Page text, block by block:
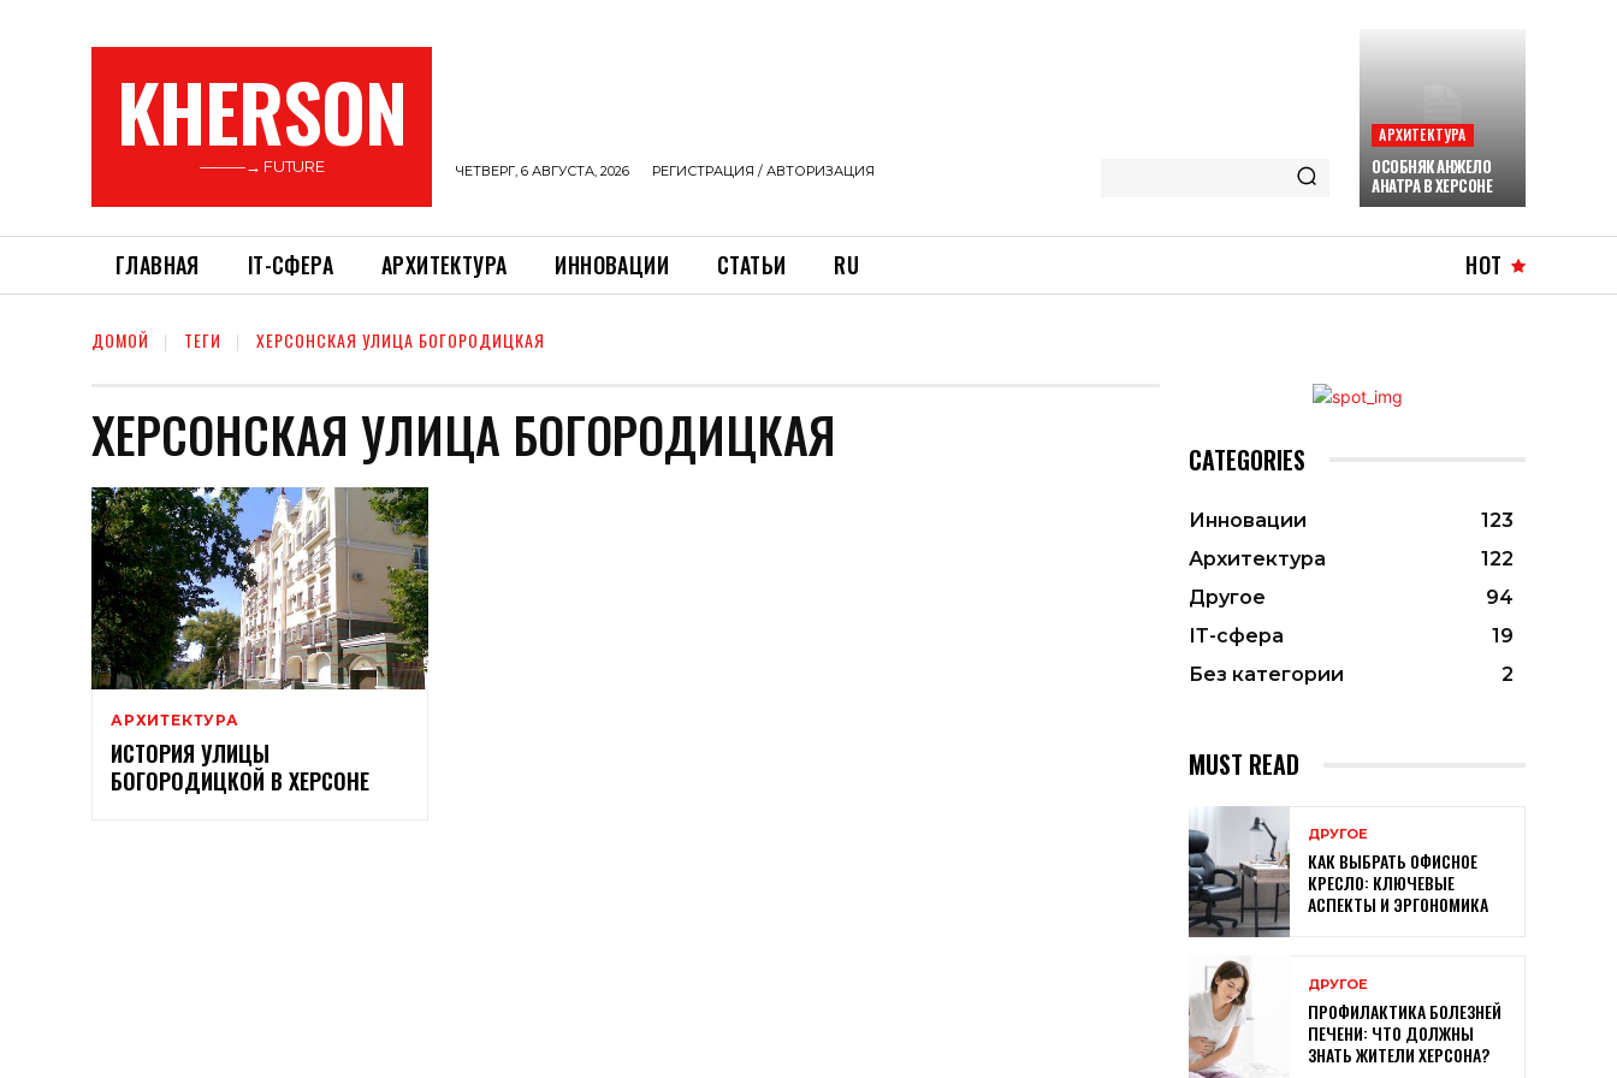
KHERSON
———→ FUTURE ЧЕТВЕРГ, 6 АВГУСТА, 2026 РЕГИСТРАЦИЯ / АВТОРИЗАЦИЯ
АРХИТЕКТУРА
ОСОБНЯК АНЖЕЛО
АНАТРА В ХЕРСОНЕ
ГЛАВНАЯ ІТ-СФЕРА АРХИТЕКТУРА ИННОВАЦИИ СТАТЬИ RU HOT
ДОМОЙ ТЕГИ ХЕРСОНСКАЯ УЛИЦА БОГОРОДИЦКАЯ
ХЕРСОНСКАЯ УЛИЦА БОГОРОДИЦКАЯ
АРХИТЕКТУРА
ИСТОРИЯ УЛИЦЫ
БОГОРОДИЦКОЙ В ​​ХЕРСОНЕ
CATEGORIES
Инновации
123
Архитектура
122
Другое
94
ІТ-сфера
19
Без категории
2
MUST READ
ДРУГОЕ
КАК ВЫБРАТЬ ОФИСНОЕ
КРЕСЛО: КЛЮЧЕВЫЕ
АСПЕКТЫ И ЭРГОНОМИКА
ДРУГОЕ
ПРОФИЛАКТИКА БОЛЕЗНЕЙ
ПЕЧЕНИ: ЧТО ДОЛЖНЫ
ЗНАТЬ ЖИТЕЛИ ХЕРСОНА?